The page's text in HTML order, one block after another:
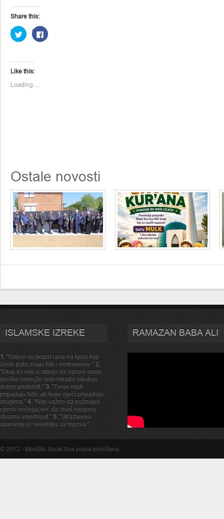
Share this:
Click
to
share
(Opens
in
new
Click
to
Like this:
Loading…
Ostale novosti
ISLAMSKE IZREKE
1. "Grijesi su poput rana na tijelu koji
često puta znaju biti i smrtonosne." 2.
"Onaj ko nije u stanju da ispravi svoje
greške nemože sebi nikada nikakvo
dobro priskrbiti." 3. "Tvoje misli
pripadaju tebi, ali tvoje rijeći pripadaju
drugima." 4. "Nije važno da požnaješ
cijenu nečega,već da znaš njegovu
stvarnu vrijednost." 5. "Stražarevo
spavanje je svijetiljka za lopova."
RAMAZAN BABA ALI
© 2012 - Medžlis Sisak.Sva prava pridržana.